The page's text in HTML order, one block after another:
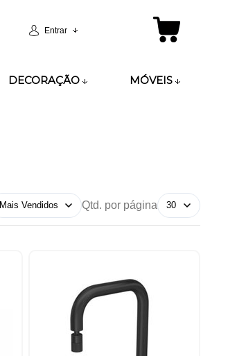
Entrar
DECORAÇÃO MÓVEIS
Qtd. por página